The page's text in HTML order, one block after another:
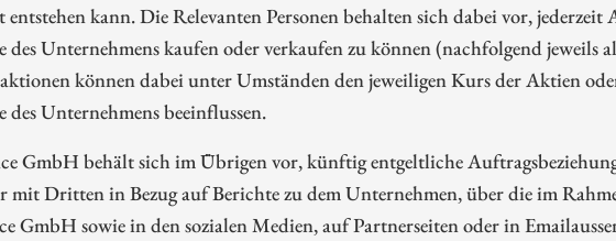
kann. Die Relevanten Personen behalten sich dabei vor, jederzeit
Unternehmens kaufen oder verkaufen zu können (nachfolgend jeweils
können dabei unter Umständen den jeweiligen Kurs der Aktien
Unternehmens beeinflussen.
GmbH behält sich im Übrigen vor, künftig entgeltliche
mit Dritten in Bezug auf Berichte zu dem Unternehmen, über die im
GmbH sowie in den sozialen Medien, auf Partnerseiten oder in